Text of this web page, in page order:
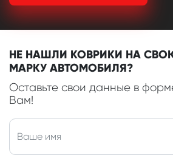
НЕ НАШЛИ КОВРИКИ НА
МАРКУ АВТОМОБИЛЯ?
Оставьте свои данные в
Вам!